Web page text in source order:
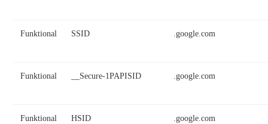
Funktional SSID .google.com
Funktional __Secure-1PAPISID .google.com
Funktional HSID .google.com